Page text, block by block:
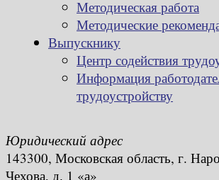
Методическая работа
Методические
Выпускнику
Центр содействия
Информация
трудоустройству
Юридический адрес
143300, Московская область, г.
Чехова, д. 1 «а»